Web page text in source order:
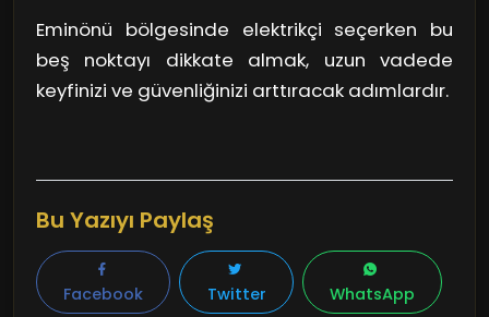
sağlayacaklarını gösterir.
işlerinin karmaşıklığı göz önüne alındığında,
güvencenin olması rahatlık sağlar.
Eminönü bölgesinde elektrikçi seçerken bu
beş noktayı dikkate almak, uzun vadede
keyfinizi ve güvenliğinizi arttıracak adımlardır.
Bu Yazıyı Paylaş
Facebook Twitter WhatsApp